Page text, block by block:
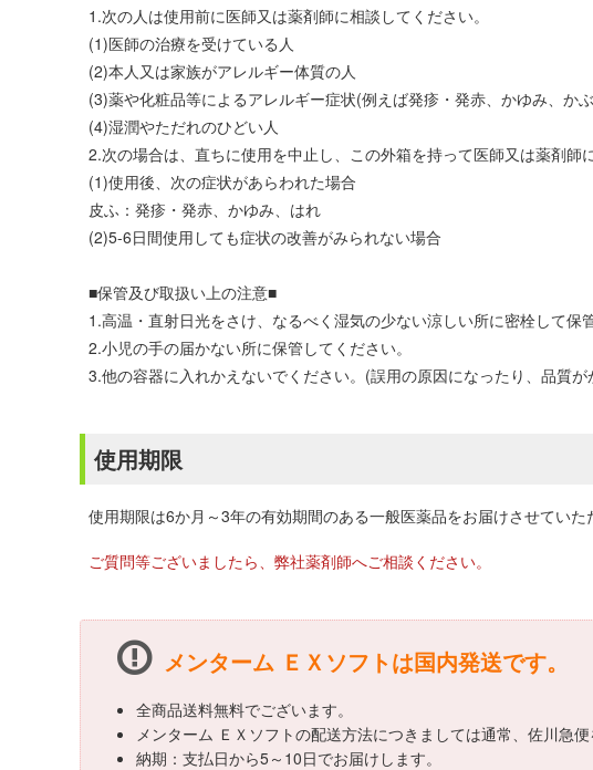
1.次の人は使用前に医師又は薬剤師に相談してください。
(1)医師の治療を受けている人
(2)本人又は家族がアレルギー体質の人
(3)薬や化粧品等によるアレルギー症状(例えば発疹・発赤、かゆみ、か
(4)湿潤やただれのひどい人
2.次の場合は、直ちに使用を中止し、この外箱を持って医師又は薬剤師
(1)使用後、次の症状があらわれた場合
皮ふ：発疹・発赤、かゆみ、はれ
(2)5-6日間使用しても症状の改善がみられない場合
■保管及び取扱い上の注意■
1.高温・直射日光をさけ、なるべく湿気の少ない涼しい所に密栓して保
2.小児の手の届かない所に保管してください。
3.他の容器に入れかえないでください。(誤用の原因になったり、品質が
使用期限
使用期限は6か月～3年の有効期間のある一般医薬品をお届けさせていた
ご質問等ございましたら、弊社薬剤師へご相談ください。
メンターム ＥＸソフトは国内発送です。
全商品送料無料でございます。
メンターム ＥＸソフトの配送方法につきましては通常、佐川急便
納期：支払日から5～10日でお届けします。